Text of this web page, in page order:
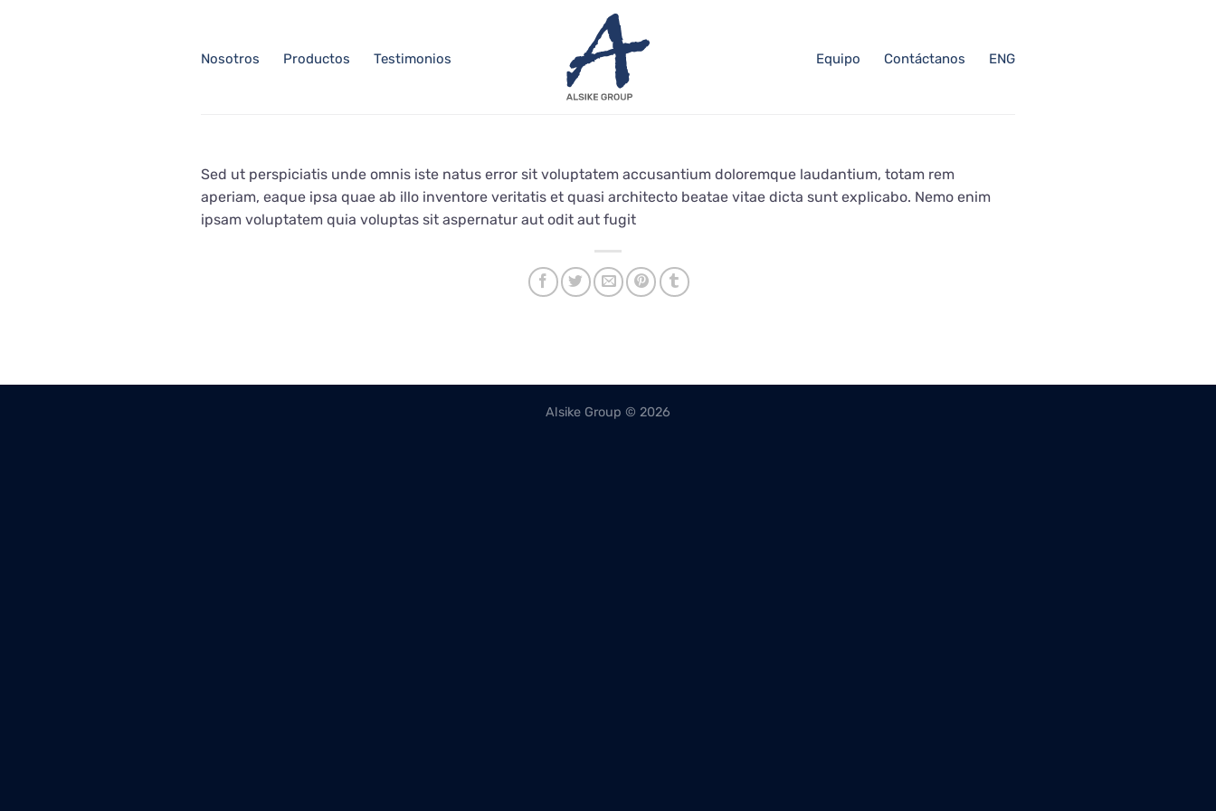
Nosotros Productos Testimonios Equipo Contáctanos ENG
Sed ut perspiciatis unde omnis iste natus error sit voluptatem accusantium doloremque laudantium, totam rem
aperiam, eaque ipsa quae ab illo inventore veritatis et quasi architecto beatae vitae dicta sunt explicabo. Nemo enim
ipsam voluptatem quia voluptas sit aspernatur aut odit aut fugit
Alsike Group © 2026